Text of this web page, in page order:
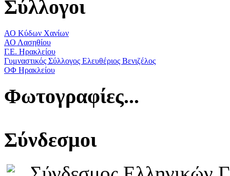
Σύλλογοι
ΑΟ Κύδων Χανίων
ΑΟ Λασηθίου
Γ.Ε. Ηρακλείου
Γυμναστικός Σύλλογος Ελευθέριος Βενιζέλος
ΟΦ Ηρακλείου
Φωτογραφίες...
Σύνδεσμοι